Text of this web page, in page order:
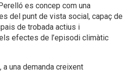
es concep com una
del punt de vista social, capaç de
de trobada actius i
efectes de l’episodi climàtic
una demanda creixent